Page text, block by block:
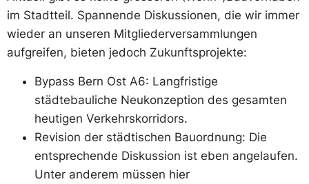
im Stadtteil. Spannende Diskussionen, die wir immer
wieder an unseren Mitgliederversammlungen
aufgreifen, bieten jedoch Zukunftsprojekte:
Bypass Bern Ost A6: Langfristige
städtebauliche Neukonzeption des gesamten
heutigen Verkehrskorridors.
Revision der städtischen Bauordnung: Die
entsprechende Diskussion ist eben angelaufen.
Unter anderem müssen hier